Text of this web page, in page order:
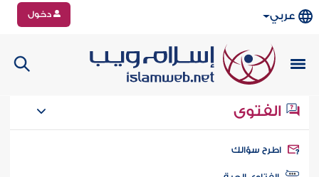
عربي دخول
الفتوى
سؤالك